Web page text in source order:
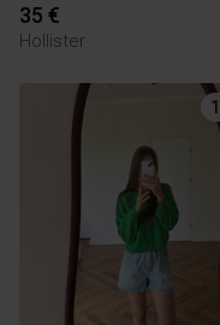
35 €
Hollister
1